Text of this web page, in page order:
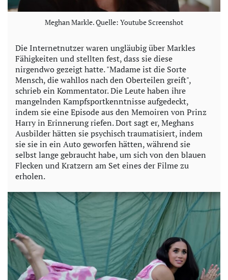
Meghan Markle. Quelle: Youtube Screenshot
Die Internetnutzer waren ungläubig über Markles
Fähigkeiten und stellten fest, dass sie diese
nirgendwo gezeigt hatte. "Madame ist die Sorte
Mensch, die wahllos nach den Oberteilen greift",
schrieb ein Kommentator. Die Leute haben ihre
mangelnden Kampfsportkenntnisse aufgedeckt,
indem sie eine Episode aus den Memoiren von Prinz
Harry in Erinnerung riefen. Dort sagt er, Meghans
Ausbilder hätten sie psychisch traumatisiert, indem
sie sie in ein Auto geworfen hätten, während sie
selbst lange gebraucht habe, um sich von den blauen
Flecken und Kratzern am Set eines der Filme zu
erholen.